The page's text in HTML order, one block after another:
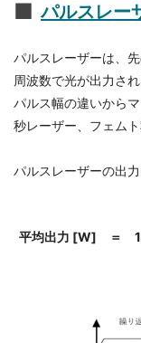
パルスレー
パルスレーザーは、
周波数で光が出力さ
パルス幅の違いから
秒レーザー、フェム
パルスレーザーの出
平均出力 [W] ＝ 1